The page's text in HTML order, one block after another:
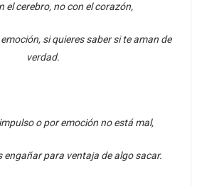
el cerebro, no con el corazón,
si quieres saber si te aman de
verdad.
o por emoción no está mal,
engañar para ventaja de algo sacar.